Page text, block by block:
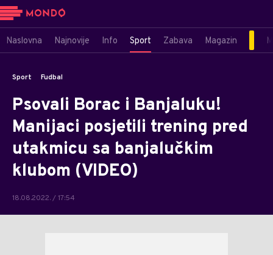
Naslovna Najnovije Info Sport Zabava Magazin
Sport Fudbal
Psovali Borac i Banjaluku!
Manijaci posjetili trening pred
utakmicu sa banjalučkim
klubom (VIDEO)
18.08.2022. / 17:54